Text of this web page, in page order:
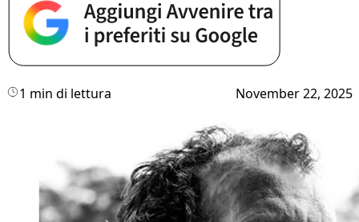
1 min di lettura November 22, 2025